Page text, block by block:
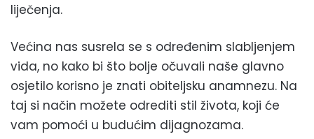
liječenja.
Većina nas susrela se s određenim slabljenjem
vida, no kako bi što bolje očuvali naše glavno
osjetilo korisno je znati obiteljsku anamnezu. Na
taj si način možete odrediti stil života, koji će
vam pomoći u budućim dijagnozama.